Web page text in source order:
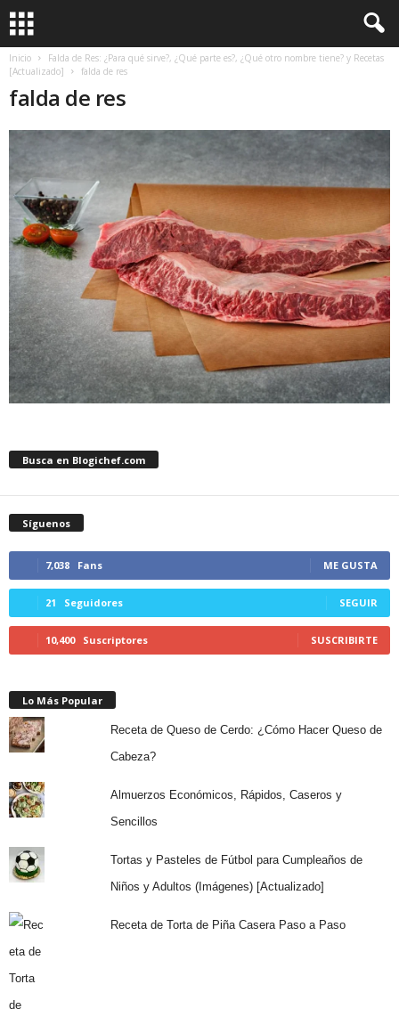
Inicio
Falda de Res: ¿Para qué sirve?, ¿Qué parte es?, ¿Qué otro nombre tiene? y Recetas
[Actualizado]
falda de res
falda de res
Busca en Blogichef.com
Síguenos
7,038 Fans ME GUSTA
21 Seguidores SEGUIR
10,400 Suscriptores SUSCRIBIRTE
Lo Más Popular
Receta de Queso de Cerdo: ¿Cómo Hacer Queso de
Cabeza?
Almuerzos Económicos, Rápidos, Caseros y
Sencillos
Tortas y Pasteles de Fútbol para Cumpleaños de
Niños y Adultos (Imágenes) [Actualizado]
Receta de Torta de Piña Casera Paso a Paso